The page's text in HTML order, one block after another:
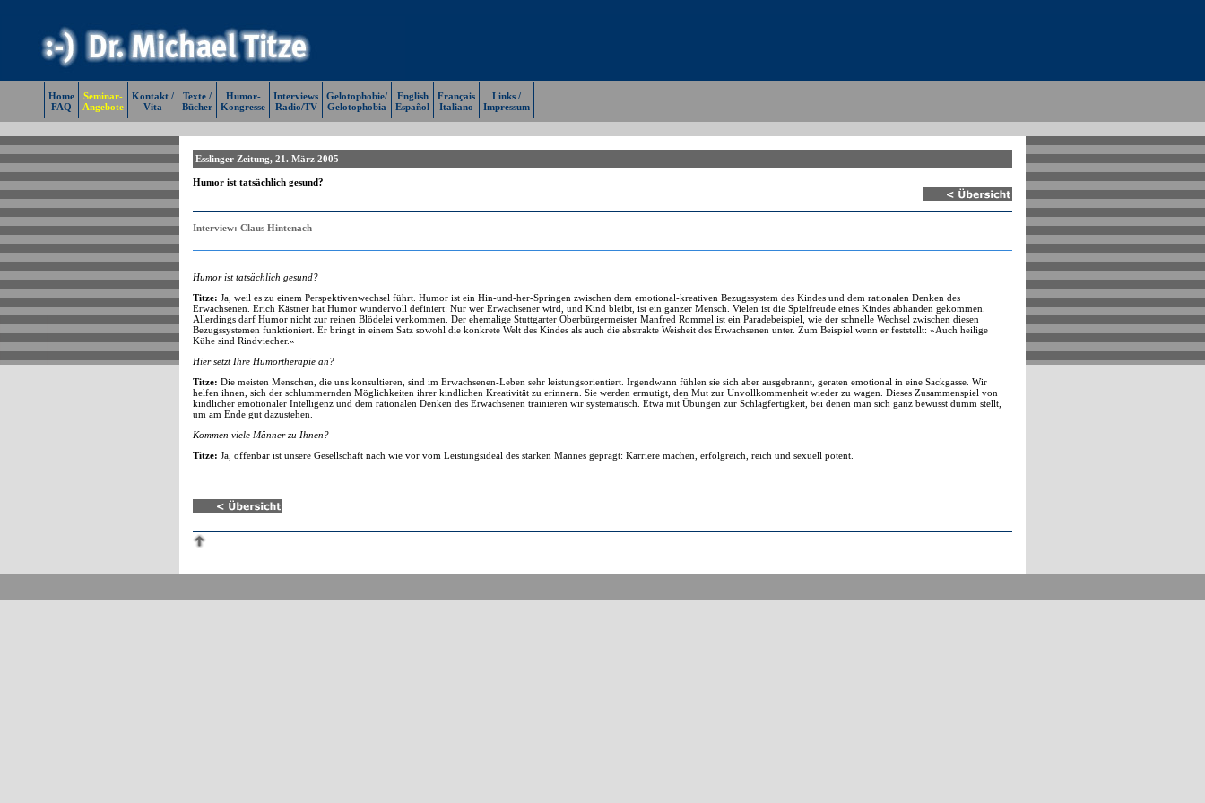
Home
FAQ
Seminar-
Angebote
Kontakt /
Vita
Texte /
Bücher
Humor-
Kongresse
Interviews
Radio/TV
Gelotophobie/
Gelotophobia
English
Español
Français
Italiano
Links /
Impressum
Esslinger Zeitung, 21. März 2005
Humor ist tatsächlich gesund?
Interview: Claus Hintenach
Humor ist tatsächlich gesund?
Titze: Ja, weil es zu einem Perspektivenwechsel führt. Humor ist ein Hin-und-her-Springen zwischen dem emotional-kreativen Bezugssystem des Kindes und dem rationalen Denken des
Erwachsenen. Erich Kästner hat Humor wundervoll definiert: Nur wer Erwachsener wird, und Kind bleibt, ist ein ganzer Mensch. Vielen ist die Spielfreude eines Kindes abhanden gekommen.
Allerdings darf Humor nicht zur reinen Blödelei verkommen. Der ehemalige Stuttgarter Oberbürgermeister Manfred Rommel ist ein Paradebeispiel, wie der schnelle Wechsel zwischen diesen
Bezugssystemen funktioniert. Er bringt in einem Satz sowohl die konkrete Welt des Kindes als auch die abstrakte Weisheit des Erwachsenen unter. Zum Beispiel wenn er feststellt: »Auch heilige
Kühe sind Rindviecher.«
Hier setzt Ihre Humortherapie an?
Titze: Die meisten Menschen, die uns konsultieren, sind im Erwachsenen-Leben sehr leistungsorientiert. Irgendwann fühlen sie sich aber ausgebrannt, geraten emotional in eine Sackgasse. Wir
helfen ihnen, sich der schlummernden Möglichkeiten ihrer kindlichen Kreativität zu erinnern. Sie werden ermutigt, den Mut zur Unvollkommenheit wieder zu wagen. Dieses Zusammenspiel von
kindlicher emotionaler Intelligenz und dem rationalen Denken des Erwachsenen trainieren wir systematisch. Etwa mit Übungen zur Schlagfertigkeit, bei denen man sich ganz bewusst dumm stellt,
um am Ende gut dazustehen.
Kommen viele Männer zu Ihnen?
Titze: Ja, offenbar ist unsere Gesellschaft nach wie vor vom Leistungsideal des starken Mannes geprägt: Karriere machen, erfolgreich, reich und sexuell potent.